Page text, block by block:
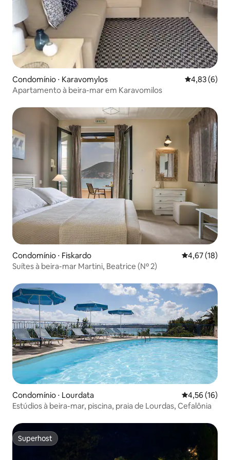
Condomínio ⋅ Karavomylos 4,83 de uma
4,83 (6)
Apartamento à beira-mar em Karavomilos
Condomínio ⋅ Fiskardo 4,67 de uma
4,67 (18)
Suítes à beira-mar Martini, Beatrice (Nº 2)
Condomínio ⋅ Lourdata 4,56 de uma
4,56 (16)
Estúdios à beira-mar, piscina, praia de Lourdas, Cefalônia
Superhost
Superhost